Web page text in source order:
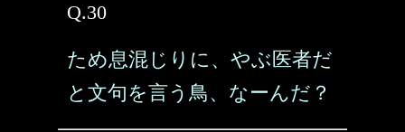
Q.30
ため息混じりに、やぶ医者だ
と文句を言う鳥、なーんだ？